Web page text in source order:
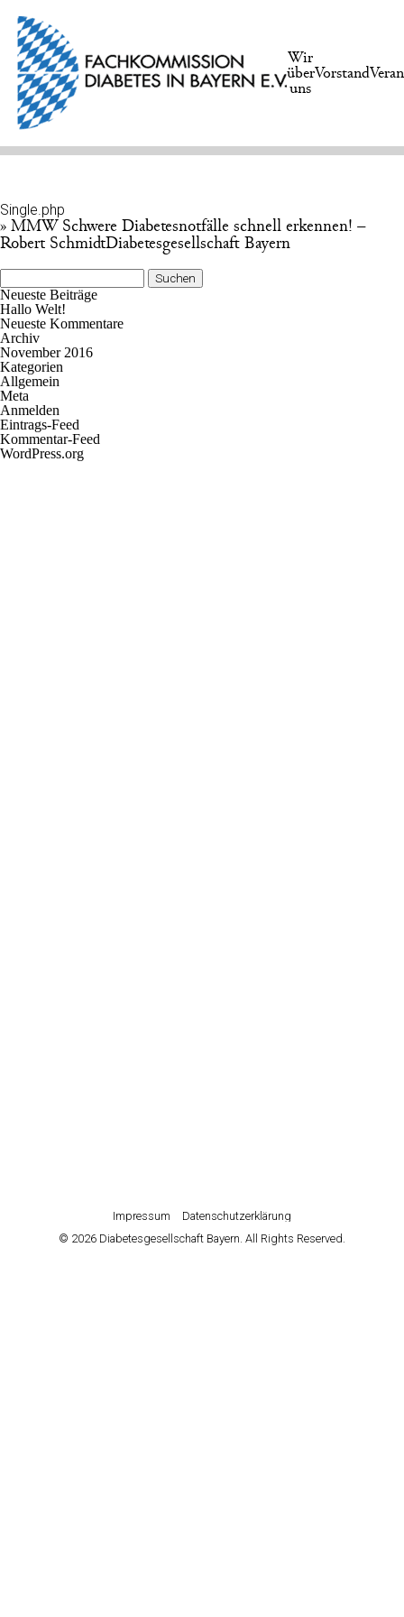
Wir
über
uns
Vorstand
Single.php
» MMW Schwere Diabetesnotfälle schnell erkennen! –
Robert SchmidtDiabetesgesellschaft Bayern
Suchen
nach:
Neueste Beiträge
Hallo Welt!
Neueste Kommentare
Archiv
November 2016
Kategorien
Allgemein
Meta
Anmelden
Eintrags-Feed
Kommentar-Feed
WordPress.org
Impressum
Datenschutzerklärung
© 2026 Diabetesgesellschaft Bayern. All Rights Reserved.